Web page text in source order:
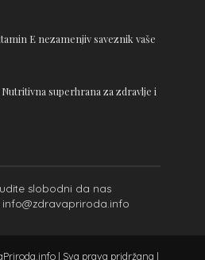
E nezamenjiv saveznik vaše
superhrana za zdravlje i
slobodni da nas
| Sva prava pridržana |